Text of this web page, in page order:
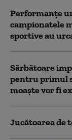
Performanțe
campionatele
sportive au
Sărbătoare
pentru primul
moaște vor fi
Jucătoarea de